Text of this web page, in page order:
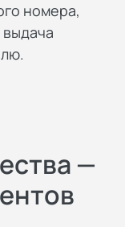
номера,
—